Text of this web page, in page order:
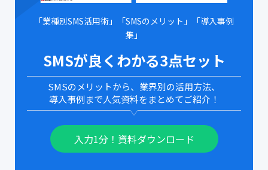
「業種別SMS活用術」「SMSのメリット」「導入事例
集」
SMSが良くわかる3点セット
SMSのメリットから、業界別の活用方法、
導入事例まで人気資料をまとめてご紹介！
入力1分！資料ダウンロード